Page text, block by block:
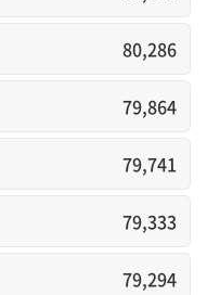
80,286
79,864
79,741
79,333
79,294